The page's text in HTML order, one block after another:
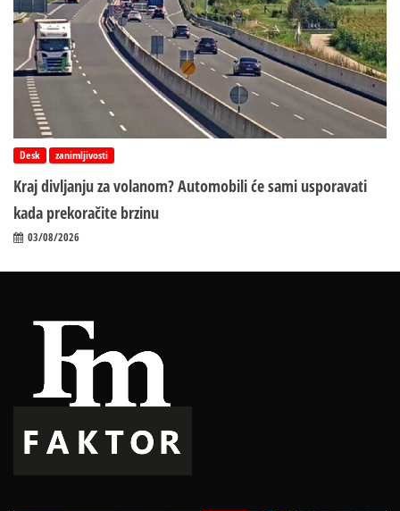
Desk zanimljivosti
Kraj divljanju za volanom? Automobili će sami usporavati
kada prekoračite brzinu
03/08/2026